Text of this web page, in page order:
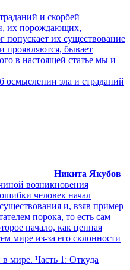
и скорбей
их порождающих, —
попускает их существование
проявляются, бывает
в настоящей статье мы и
осмыслении зла и страданий
Никита Якубов
возникновения
человек начал
и, взяв пример
порока, то есть сам
начало, как цепная
мире из-за его склонности
мире. Часть 1: Откуда